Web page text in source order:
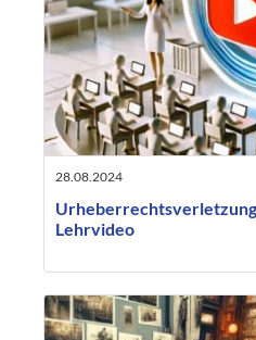
28.08.2024
Urheberrechtsverletzung
Lehrvideo